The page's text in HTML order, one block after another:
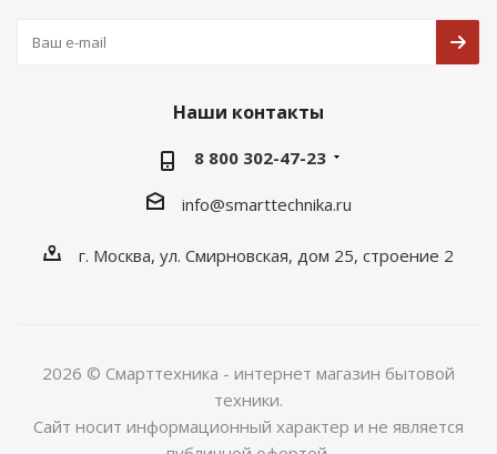
Наши контакты
8 800 302-47-23
info@smarttechnika.ru
г. Москва, ул. Смирновская, дом 25, строение 2
2026 © Смарттехника - интернет магазин бытовой
техники.
Сайт носит информационный характер и не является